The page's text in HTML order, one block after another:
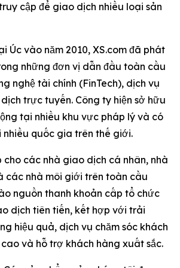
cập để giao dịch nhiều loại sản
Úc vào năm 2010, XS.com đã phát
những đơn vị dẫn đầu toàn cầu
nghệ tài chính (FinTech), dịch vụ
trực tuyến. Công ty hiện sở hữu
tại nhiều khu vực pháp lý và có
nhiều quốc gia trên thế giới.
cho các nhà giao dịch cá nhân, nhà
các nhà môi giới trên toàn cầu
nguồn thanh khoản cấp tổ chức
dịch tiên tiến, kết hợp với trải
hiệu quả, dịch vụ chăm sóc khách
và hỗ trợ khách hàng xuất sắc.